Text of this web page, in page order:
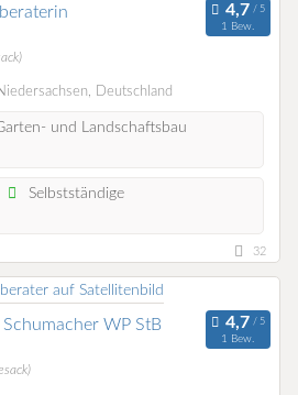
1 Bew.
Deutschland
und Landschaftsbau
Selbstständige
32
WP StB
1 Bew.